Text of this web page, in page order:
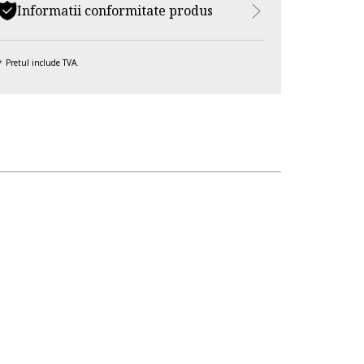
Informatii conformitate produs
Pretul include TVA.